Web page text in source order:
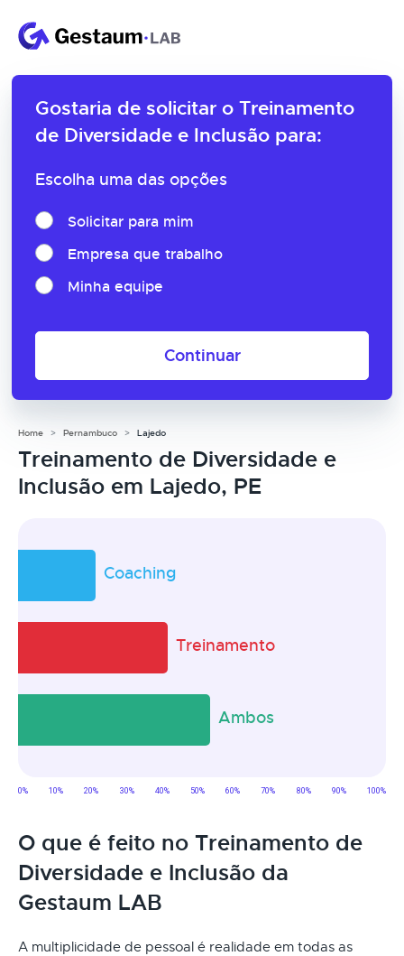
Gostaria de solicitar o Treinamento
de Diversidade e Inclusão para:
Escolha uma das opções
Solicitar para mim
Empresa que trabalho
Minha equipe
Continuar
Home Pernambuco Lajedo
Treinamento de Diversidade e
Inclusão em Lajedo, PE
O que é feito no Treinamento de
Diversidade e Inclusão da
Gestaum LAB
A multiplicidade de pessoal é realidade em todas as